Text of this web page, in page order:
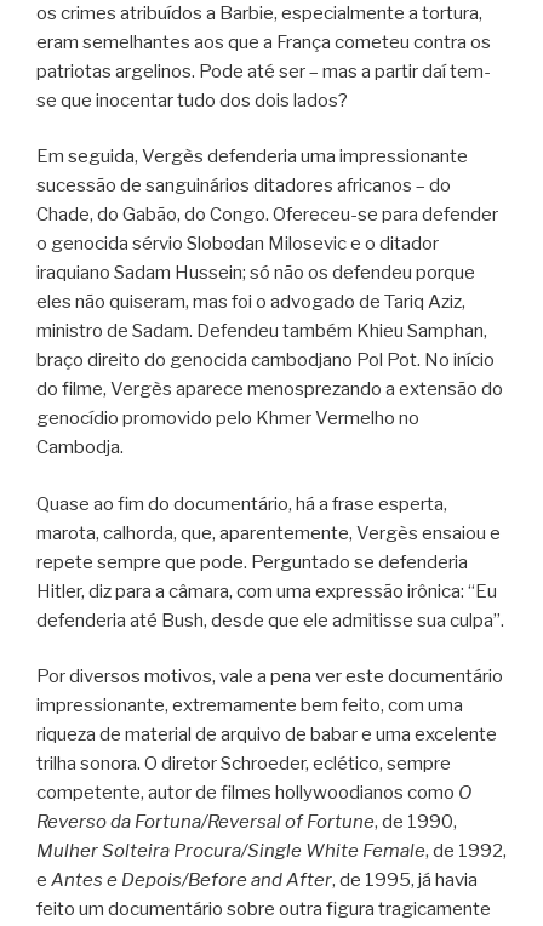
os crimes atribuídos a Barbie, especialmente a tortura,
eram semelhantes aos que a França cometeu contra os
patriotas argelinos. Pode até ser – mas a partir daí tem-
se que inocentar tudo dos dois lados?
Em seguida, Vergès defenderia uma impressionante
sucessão de sanguinários ditadores africanos – do
Chade, do Gabão, do Congo. Ofereceu-se para defender
o genocida sérvio Slobodan Milosevic e o ditador
iraquiano Sadam Hussein; só não os defendeu porque
eles não quiseram, mas foi o advogado de Tariq Aziz,
ministro de Sadam. Defendeu também Khieu Samphan,
braço direito do genocida cambodjano Pol Pot. No início
do filme, Vergès aparece menosprezando a extensão do
genocídio promovido pelo Khmer Vermelho no
Cambodja.
Quase ao fim do documentário, há a frase esperta,
marota, calhorda, que, aparentemente, Vergès ensaiou e
repete sempre que pode. Perguntado se defenderia
Hitler, diz para a câmara, com uma expressão irônica: “Eu
defenderia até Bush, desde que ele admitisse sua culpa”.
Por diversos motivos, vale a pena ver este documentário
impressionante, extremamente bem feito, com uma
riqueza de material de arquivo de babar e uma excelente
trilha sonora. O diretor Schroeder, eclético, sempre
competente, autor de filmes hollywoodianos como O
Reverso da Fortuna/Reversal of Fortune, de 1990,
Mulher Solteira Procura/Single White Female, de 1992,
e Antes e Depois/Before and After, de 1995, já havia
feito um documentário sobre outra figura tragicamente